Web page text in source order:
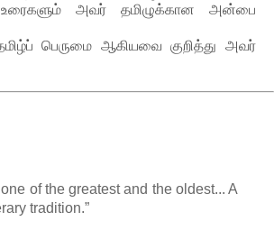
அவர் தமிழுக்கான அன்பை
பெருமை ஆகியவை குறித்து அவர்
of the greatest and the oldest... A
tradition.”